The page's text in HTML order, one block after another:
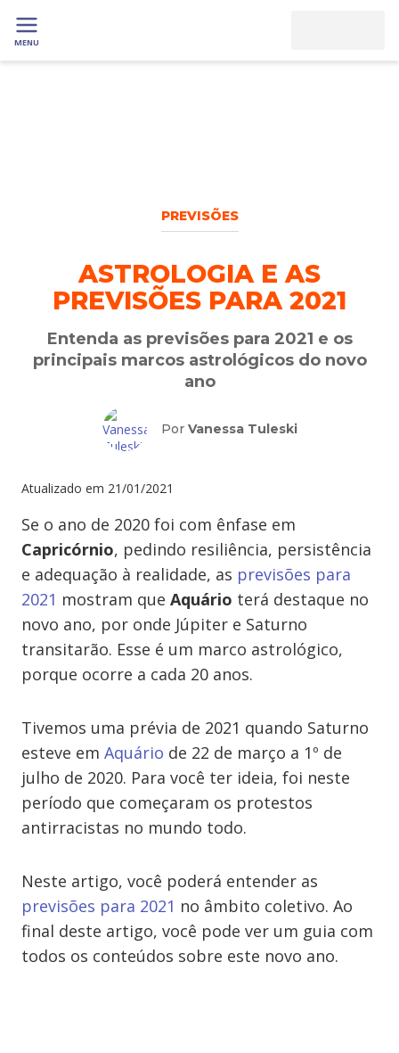
MENU
PREVISÕES
ASTROLOGIA E AS
PREVISÕES PARA 2021
Entenda as previsões para 2021 e os
principais marcos astrológicos do novo
ano
Por Vanessa Tuleski
Atualizado em 21/01/2021
Se o ano de 2020 foi com ênfase em
Capricórnio, pedindo resiliência, persistência
e adequação à realidade, as previsões para
2021 mostram que Aquário terá destaque no
novo ano, por onde Júpiter e Saturno
transitarão. Esse é um marco astrológico,
porque ocorre a cada 20 anos.
Tivemos uma prévia de 2021 quando Saturno
esteve em Aquário de 22 de março a 1º de
julho de 2020. Para você ter ideia, foi neste
período que começaram os protestos
antirracistas no mundo todo.
Neste artigo, você poderá entender as
previsões para 2021 no âmbito coletivo. Ao
final deste artigo, você pode ver um guia com
todos os conteúdos sobre este novo ano.